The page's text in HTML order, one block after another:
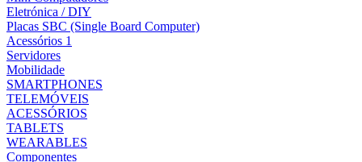
Eletrónica / DIY
Placas SBC (Single Board Computer)
Acessórios 1
Servidores
Mobilidade
SMARTPHONES
TELEMÓVEIS
ACESSÓRIOS
TABLETS
WEARABLES
Componentes